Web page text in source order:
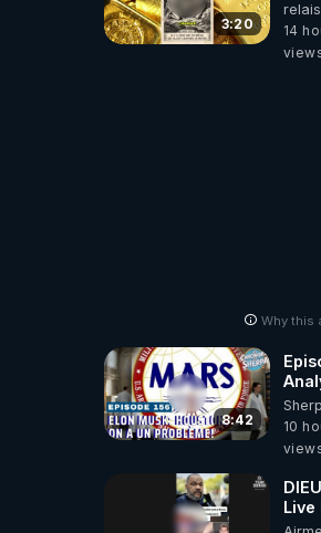
3:20
14
Why this
8:42
on
10
Live
5